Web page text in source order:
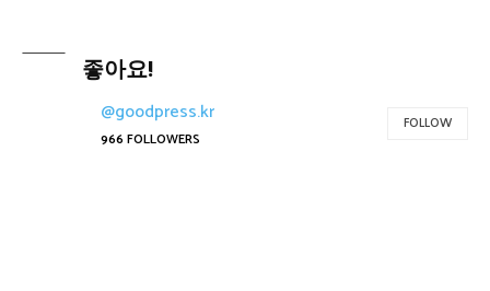
좋아요!
@goodpress.kr
966 FOLLOWERS
FOLLOW